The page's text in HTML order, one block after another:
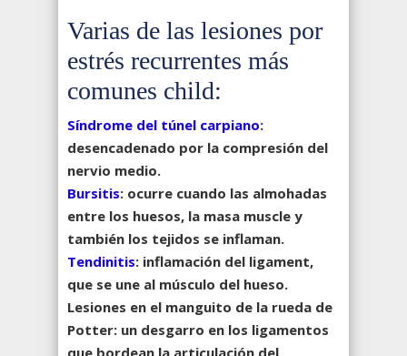
Varias de las lesiones por
estrés recurrentes más
comunes child:
Síndrome del túnel carpiano:
desencadenado por la compresión del
nervio medio.
Bursitis: ocurre cuando las almohadas
entre los huesos, la masa muscle y
también los tejidos se inflaman.
Tendinitis: inflamación del ligament,
que se une al músculo del hueso.
Lesiones en el manguito de la rueda de
Potter: un desgarro en los ligamentos
que bordean la articulación del